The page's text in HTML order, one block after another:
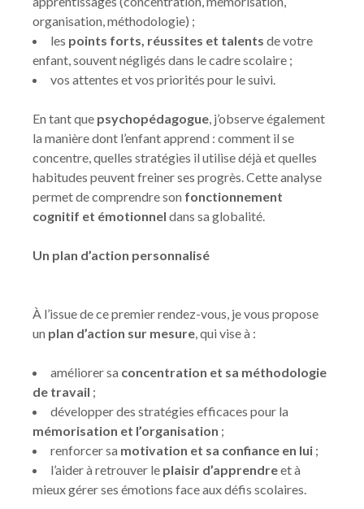
organisation, méthodologie) ;
les points forts, réussites et talents de votre
enfant, souvent négligés dans le cadre scolaire ;
vos attentes et vos priorités pour le suivi.
En tant que psychopédagogue, j’observe également
la manière dont l’enfant apprend : comment il se
concentre, quelles stratégies il utilise déjà et quelles
habitudes peuvent freiner ses progrès. Cette analyse
permet de comprendre son fonctionnement
cognitif et émotionnel dans sa globalité.
Un plan d’action personnalisé
À l’issue de ce premier rendez-vous, je vous propose
un plan d’action sur mesure, qui vise à :
améliorer sa concentration et sa méthodologie
de travail ;
développer des stratégies efficaces pour la
mémorisation et l’organisation ;
renforcer sa motivation et sa confiance en lui ;
l’aider à retrouver le plaisir d’apprendreet à
mieux gérer ses émotions face aux défis scolaires.